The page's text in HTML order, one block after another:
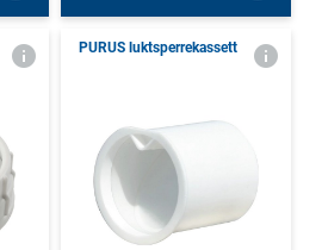
PURUS luktsperrekassett